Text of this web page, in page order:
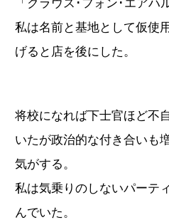
「クラウス･フォン･エアハ
私は名前と基地として仮使
げると店を後にした。
将校になれば下士官ほど不
いたが政治的な付き合いも
気がする。
私は気乗りのしないパーテ
んでいた。